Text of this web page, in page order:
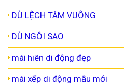
DÙ LỆCH TÂM VUÔNG
DÙ NGÔI SAO
mái hiên di động đẹp
mái xếp di động mẫu mới